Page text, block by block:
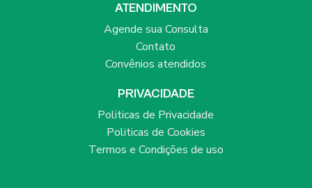
ATENDIMENTO
Agende sua Consulta
Contato
Convênios atendidos
PRIVACIDADE
Politicas de Privacidade
Politicas de Cookies
Termos e Condições de uso